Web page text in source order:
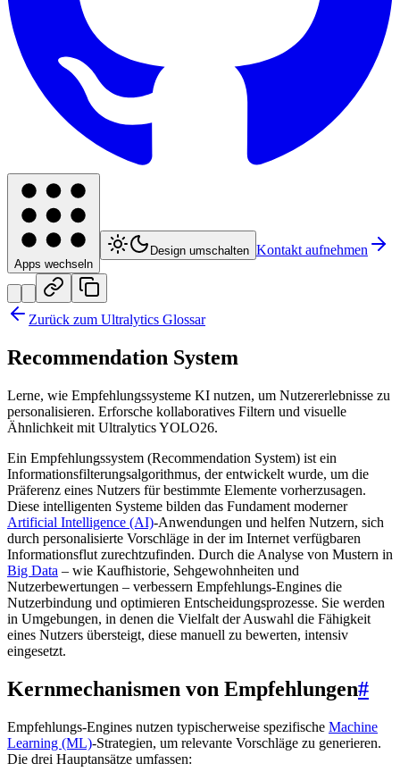
Apps wechseln
Design umschalten Kontakt aufnehmen
Zurück zum Ultralytics Glossar
Recommendation System
Lerne, wie Empfehlungssysteme KI nutzen, um Nutzererlebnisse zu
personalisieren. Erforsche kollaboratives Filtern und visuelle
Ähnlichkeit mit Ultralytics YOLO26.
Ein Empfehlungssystem (Recommendation System) ist ein
Informationsfilterungsalgorithmus, der entwickelt wurde, um die
Präferenz eines Nutzers für bestimmte Elemente vorherzusagen.
Diese intelligenten Systeme bilden das Fundament moderner
Artificial Intelligence (AI)-Anwendungen und helfen Nutzern, sich
durch personalisierte Vorschläge in der im Internet verfügbaren
Informationsflut zurechtzufinden. Durch die Analyse von Mustern in
Big Data – wie Kaufhistorie, Sehgewohnheiten und
Nutzerbewertungen – verbessern Empfehlungs-Engines die
Nutzerbindung und optimieren Entscheidungsprozesse. Sie werden
in Umgebungen, in denen die Vielfalt der Auswahl die Fähigkeit
eines Nutzers übersteigt, diese manuell zu bewerten, intensiv
eingesetzt.
Kernmechanismen von Empfehlungen#
Empfehlungs-Engines nutzen typischerweise spezifische Machine
Learning (ML)-Strategien, um relevante Vorschläge zu generieren.
Die drei Hauptansätze umfassen: